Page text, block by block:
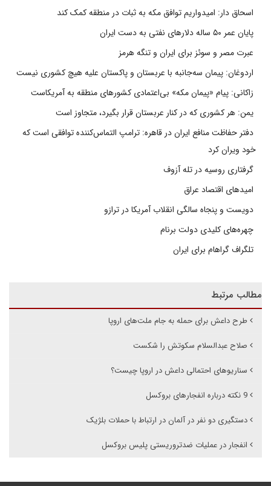
اسحاق دار: امیدواریم توافق مکه به ثبات در منطقه کمک کند
پایان عمر ۵۰ ساله دلارهای نفتی به دست ایران
عبرت مصر و سوئز برای ایران و تنگه هرمز
اردوغان: پیمان سه‌جانبه با عربستان و پاکستان علیه هیچ کشوری نیست
زاکانی: پیام «پیمان مکه» بی‌اعتمادی کشورهای منطقه به آمریکاست
یمن: هر کشوری که در کنار عربستان قرار بگیرد، متجاوز است
دفتر حفاظت منافع ایران در قاهره: ترامپ التماس‌کننده توافقی است که
خود ویران کرد
گرفتاری روسیه در تله آزوف
امیدهای اقتصاد عراق
دویست و پنجاه سالگی انقلاب آمریکا در ترازو
چهره‌های کلیدی دولت برنام
تلگراف گراهام برای ایران
مطالب مرتبط
طرح داعش برای حمله به جام ملت‌های اروپا
صلاح عبدالسلام سکوتش را شکست
سناریوهای احتمالی داعش در اروپا چیست؟
9 نکته درباره انفجارهای بروکسل
دستگیری دو نفر در آلمان در ارتباط با حملات بلژیک
انفجار در عملیات ضدتروریستی پلیس بروکسل